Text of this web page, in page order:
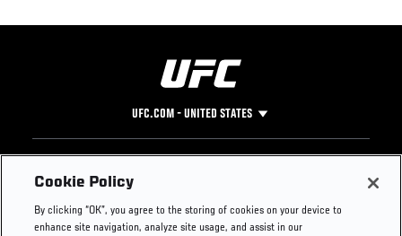
UFC.COM - UNITED STATES
Footer
UFC
UFC Foundation
Instagram
Press
Cookie Policy
By clicking “OK”, you agree to the storing of cookies on your device to
enhance site navigation, analyze site usage, and assist in our